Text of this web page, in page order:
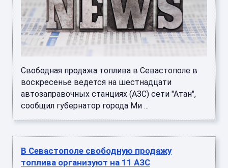
Свободная продажа топлива в Севастополе в
воскресенье ведется на шестнадцати
автозаправочных станциях (АЗС) сети "Атан",
сообщил губернатор города Ми ...
В Севастополе свободную продажу
топлива организуют на 11 АЗС